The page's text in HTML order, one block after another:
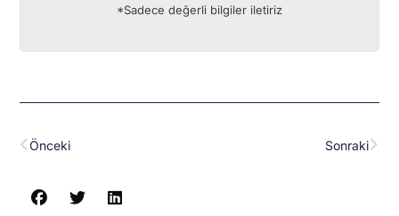
*Sadece değerli bilgiler iletiriz
Önceki Sonraki